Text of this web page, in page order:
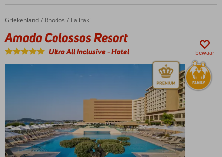
recentelijk
Home
Griekenland Rhodos Faliraki
Amada Colossos Resort
Amada Colossos Resort
Ultra All Inclusive-Hotel bewaar